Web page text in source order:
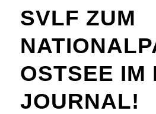
SVLF ZUM
OSTSEE IM
JOURNAL!